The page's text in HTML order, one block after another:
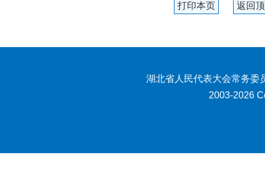
打印本页 返回
湖北省人民代表大会常务委
2003-2026